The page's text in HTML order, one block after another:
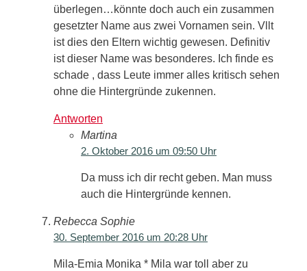
überlegen…könnte doch auch ein zusammen
gesetzter Name aus zwei Vornamen sein. Vllt
ist dies den Eltern wichtig gewesen. Definitiv
ist dieser Name was besonderes. Ich finde es
schade , dass Leute immer alles kritisch sehen
ohne die Hintergründe zukennen.
Antworten
Martina
2. Oktober 2016 um 09:50 Uhr
Da muss ich dir recht geben. Man muss
auch die Hintergründe kennen.
Rebecca Sophie
30. September 2016 um 20:28 Uhr
Mila-Emia Monika * Mila war toll aber zu